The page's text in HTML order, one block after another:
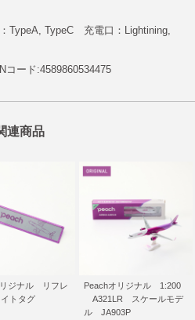
TypeA, TypeC 充電口：Lightining,
コード:4589860534475
連商品
ジナル リフレ
トタグ
Peachオリジナル 1:200
A321LR スケールモデ
ル JA903P